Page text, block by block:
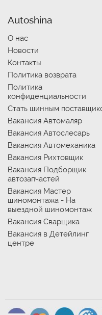
Autoshina
О нас
Новости
Контакты
Политика возврата
Политика
конфиденциальности
Стать шинным
Вакансия Автомаляр
Вакансия Автослесарь
Вакансия Автомеханика
Вакансия Рихтовщик
Вакансия Подборщик
автозапчастей
Вакансия Мастер
шиномонтажа - На
выездной шиномонтаж
Вакансия Сварщика
Вакансия в Детейлинг
центре